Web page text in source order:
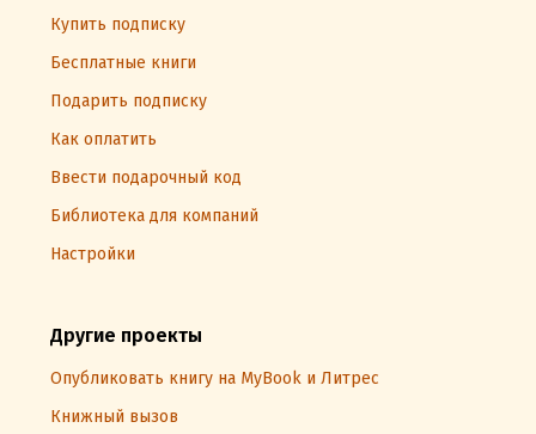
Купить подписку
Бесплатные книги
Подарить подписку
Как оплатить
Ввести подарочный код
Библиотека для компаний
Настройки
Другие проекты
Опубликовать книгу на MyBook и Литрес
Книжный вызов